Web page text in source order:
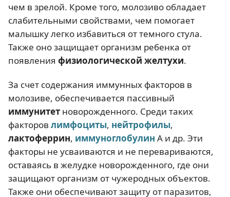
чем в зрелой. Кроме того, молозиво обладает
слабительными свойствами, чем помогает
малышку легко избавиться от темного стула.
Также оно защищает организм ребенка от
появления физиологической желтухи.
За счет содержания иммунных факторов в
молозиве, обеспечивается пассивный
иммунитет новорожденного. Среди таких
факторов лимфоциты, нейтрофилы,
лактоферрин, иммуноглобулин А и др. Эти
факторы не усваиваются и не перевариваются,
оставаясь в желудке новорожденного, где они
защищают организм от чужеродных объектов.
Также они обеспечивают защиту от паразитов,